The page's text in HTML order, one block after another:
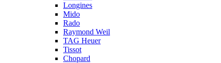
Longines
Mido
Rado
Raymond Weil
TAG Heuer
Tissot
Chopard